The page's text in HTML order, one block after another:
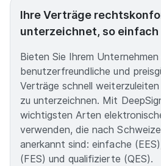
Ihre Verträge
unterzeichnet, so einfach
Bieten Sie Ihrem
benutzerfreundliche und
Verträge schnell
zu unterzeichnen. Mit
wichtigsten Arten
verwenden, die nach
anerkannt sind: einfache
(FES) und qualifizierte (QES).